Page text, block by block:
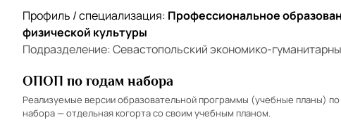
Профиль / специализация: Профессиональное
физической культуры
Подразделение: Севастопольский экономико-
ОПОП по годам набора
Реализуемые версии образовательной программы (учебные планы)
набора — отдельная когорта со своим учебным планом.